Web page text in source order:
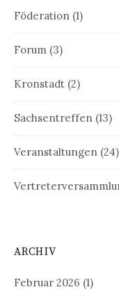
Föderation (1)
Forum (3)
Kronstadt (2)
Sachsentreffen (13)
Veranstaltungen (24)
ARCHIV
Februar 2026 (1)